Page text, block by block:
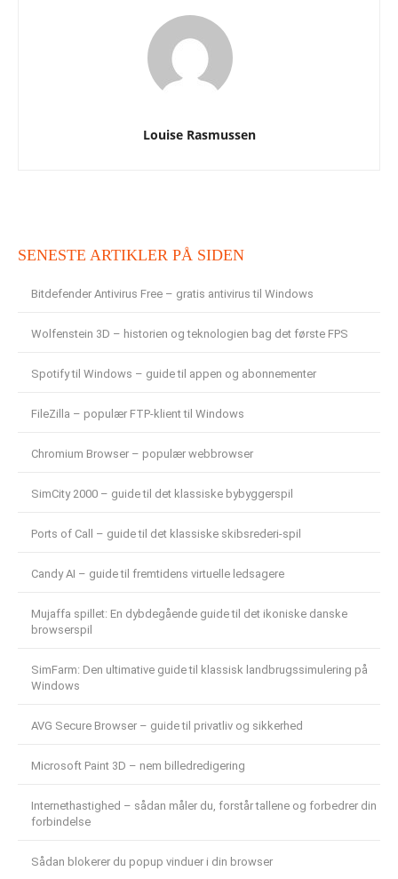
Louise Rasmussen
SENESTE ARTIKLER PÅ SIDEN
Bitdefender Antivirus Free – gratis antivirus til Windows
Wolfenstein 3D – historien og teknologien bag det første FPS
Spotify til Windows – guide til appen og abonnementer
FileZilla – populær FTP-klient til Windows
Chromium Browser – populær webbrowser
SimCity 2000 – guide til det klassiske bybyggerspil
Ports of Call – guide til det klassiske skibsrederi-spil
Candy AI – guide til fremtidens virtuelle ledsagere
Mujaffa spillet: En dybdegående guide til det ikoniske danske
browserspil
SimFarm: Den ultimative guide til klassisk landbrugssimulering på
Windows
AVG Secure Browser – guide til privatliv og sikkerhed
Microsoft Paint 3D – nem billedredigering
Internethastighed – sådan måler du, forstår tallene og forbedrer din
forbindelse
Sådan blokerer du popup vinduer i din browser